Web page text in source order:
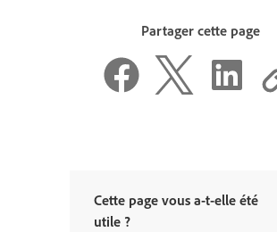
Partager cette page
Cette page vous a-t-elle été
utile ?